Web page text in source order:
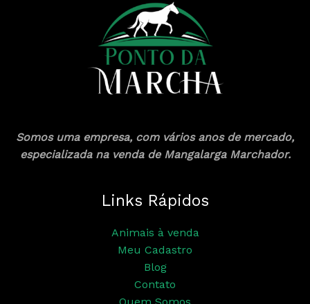
Somos uma empresa, com vários anos de mercado,
especializada na venda de Mangalarga Marchador.
Links Rápidos
Animais à venda
Meu Cadastro
Blog
Contato